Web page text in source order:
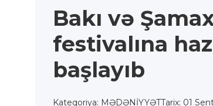
Bakı və
festivalına
başlayıb
Kateqoriya: MƏDƏNİYYƏTTarix: 01